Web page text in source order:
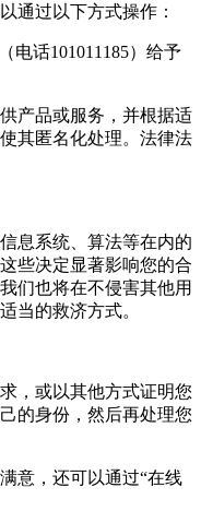
通过以下方式操作：
电话101011185）给予
产品或服务，并根据适
其匿名化处理。法律法
息系统、算法等在内的
些决定显著影响您的合
们也将在不侵害其他用
当的救济方式。
，或以其他方式证明您
的身份，然后再处理您
意，还可以通过“在线